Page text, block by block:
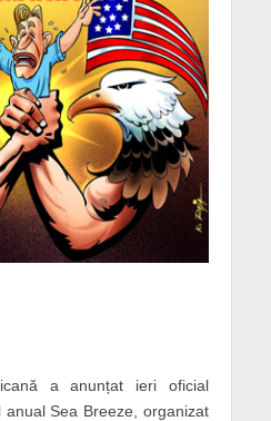
a anunțat ieri oficial
anual Sea Breeze, organizat